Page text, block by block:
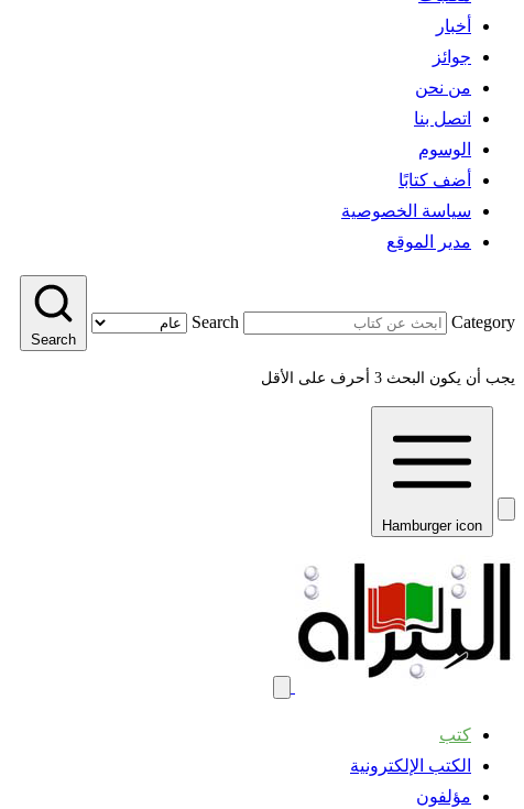
أخبار
جوائز
من نحن
اتصل بنا
الوسوم
أضف كتابًا
سياسة الخصوصية
مدير الموقع
Search Category
Search
يجب أن يكون البحث 3 أحرف على الأقل
Hamburger icon
كتب
الكتب الإلكترونية
مؤلفون